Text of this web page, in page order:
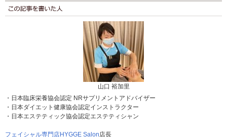
山口 裕加里
・日本臨床栄養協会認定 NRサプリメントアドバイザー
・日本ダイエット健康協会認定インストラクター
・日本エステティック協会認定エステティシャン
フェイシャル専門店HYGGE Salon店長